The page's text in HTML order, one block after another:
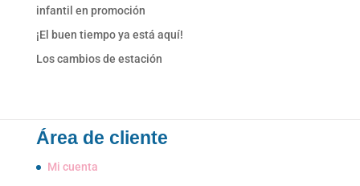
infantil en promoción
¡El buen tiempo ya está aquí!
Los cambios de estación
Área de cliente
Mi cuenta